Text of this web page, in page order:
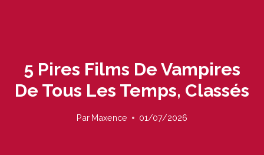
5 Pires Films De Vampires
De Tous Les Temps, Classés
Par Maxence 01/07/2026